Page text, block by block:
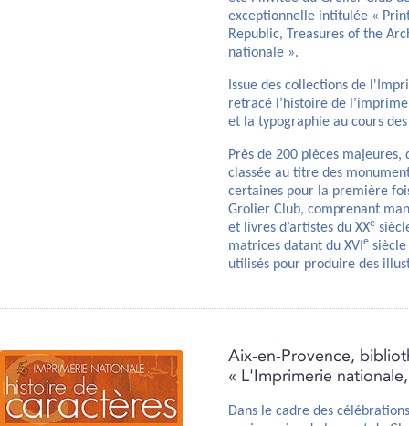
exceptionnelle intitulée «
Republic, Treasures of the
nationale ».
Issue des collections de
retracé l’histoire de
et la typographie au cours
Près de 200 pièces
classée au titre des
certaines pour la première
Grolier Club, comprenant
et livres d’artistes du XXe
matrices datant du XVIe siècle
utilisés pour produire des
Aix-en-Provence,
« L'Imprimerie
Dans le cadre des